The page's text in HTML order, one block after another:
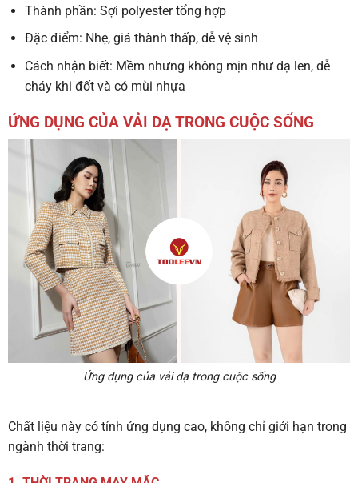
Thành phần: Sợi polyester tổng hợp
Đặc điểm: Nhẹ, giá thành thấp, dễ vệ sinh
Cách nhận biết: Mềm nhưng không mịn như dạ len, dễ
cháy khi đốt và có mùi nhựa
ỨNG DỤNG CỦA VẢI DẠ TRONG CUỘC SỐNG
Ứng dụng của vải dạ trong cuộc sống
Chất liệu này có tính ứng dụng cao, không chỉ giới hạn trong
ngành thời trang: